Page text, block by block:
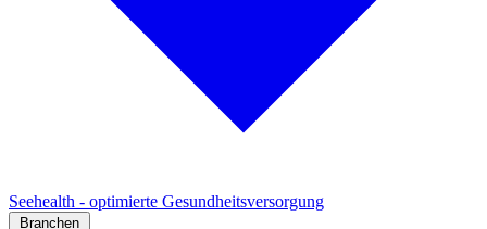
Seehealth - optimierte Gesundheitsversorgung